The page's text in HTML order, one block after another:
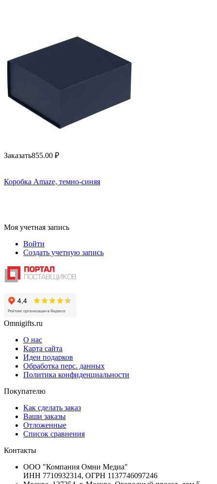
Заказать855.00 ₽
Коробка Amaze, темно-синяя
Моя учетная запись
Войти
Создать учетную запись
Omnigifts.ru
О нас
Карта сайта
Идеи подарков
Обработка перс. данных
Политика конфиденциальности
Покупателю
Как сделать заказ
Ваши заказы
Отложенные
Список сравнения
Контакты
ООО "Компания Омни Медиа"
ИНН 7710932314, ОГРН 1137746097246